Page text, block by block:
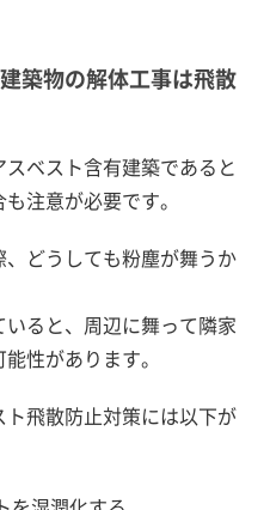
築物の解体工事は飛散
ベスト含有建築であると
注意が必要です。
どうしても粉塵が舞うか
ると、周辺に舞って隣家
性があります。
飛散防止対策には以下が